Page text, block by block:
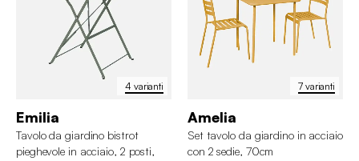
4 varianti
Emilia
Tavolo da giardino bistrot
pieghevole in acciaio, 2 posti,
7 varianti
Amelia
Set tavolo da giardino in acciaio
con 2 sedie, 70cm